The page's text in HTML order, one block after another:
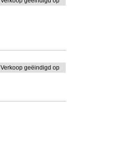
Verkoop geëindigd op